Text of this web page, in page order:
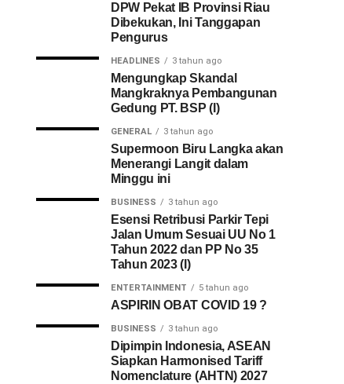
DPW Pekat IB Provinsi Riau
Dibekukan, Ini Tanggapan
Pengurus
HEADLINES 3 tahun ago
Mengungkap Skandal
Mangkraknya Pembangunan
Gedung PT. BSP (I)
GENERAL 3 tahun ago
Supermoon Biru Langka akan
Menerangi Langit dalam
Minggu ini
BUSINESS 3 tahun ago
Esensi Retribusi Parkir Tepi
Jalan Umum Sesuai UU No 1
Tahun 2022 dan PP No 35
Tahun 2023 (I)
ENTERTAINMENT 5 tahun ago
ASPIRIN OBAT COVID 19 ?
BUSINESS 3 tahun ago
Dipimpin Indonesia, ASEAN
Siapkan Harmonised Tariff
Nomenclature (AHTN) 2027